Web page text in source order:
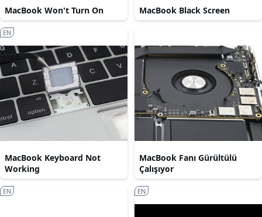
MacBook Won't Turn On MacBook Black Screen
MacBook Keyboard Not
Working
EN
MacBook Fanı Gürültülü
Çalışıyor
EN EN